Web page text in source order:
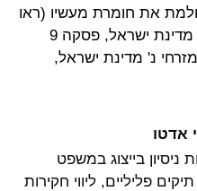
את חומרת מעשיו (ראו
מדינת ישראל
, פסקה 9
מזרחי נ' מדינת ישראל,
אדטו
27 שנות ניסיון בייצוג במשפט
פליליים, ליווי חקירות